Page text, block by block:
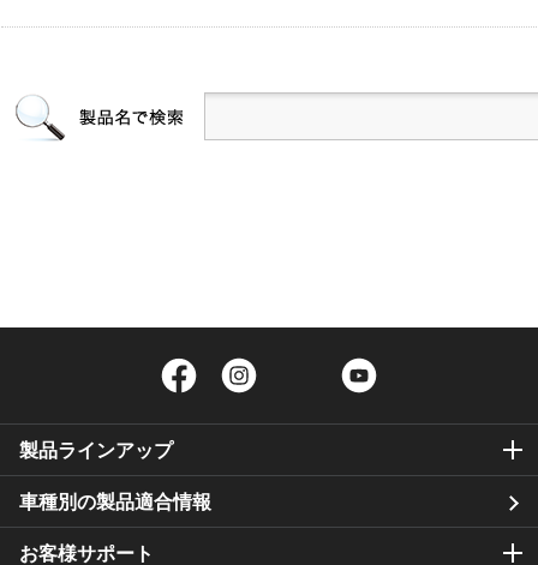
Facebook Twitter
製品ラインアップ
車種別の製品適合情報
お客様サポート